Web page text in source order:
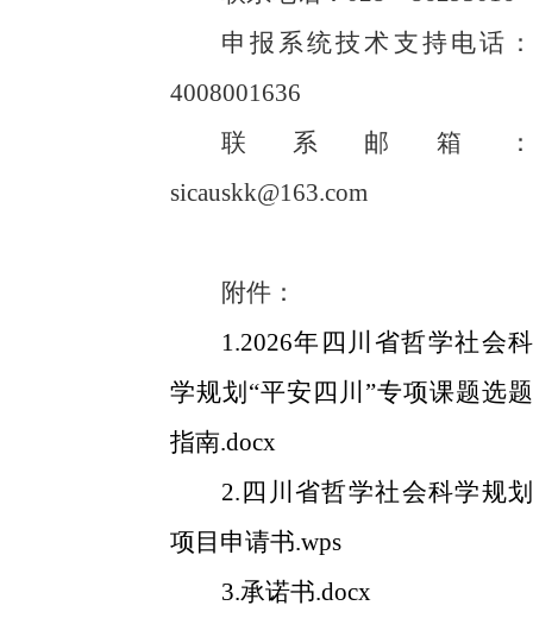
申报系统技术支持电话：
4008001636
联系邮箱：
sicauskk@163.com
附件：
1.2026年四川省哲学社会科
学规划“平安四川”专项课题选题
指南.docx
2.四川省哲学社会科学规划
项目申请书.wps
3.承诺书.docx